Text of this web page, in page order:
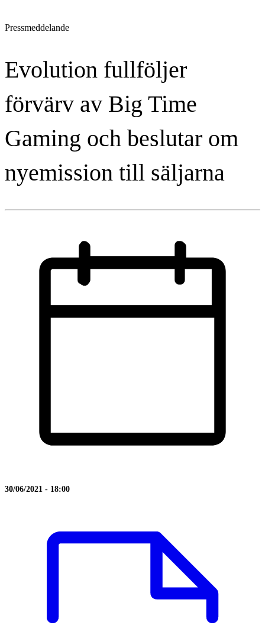
Pressmeddelande
Evolution fullföljer
förvärv av Big Time
Gaming och beslutar om
nyemission till säljarna
30/06/2021 - 18:00